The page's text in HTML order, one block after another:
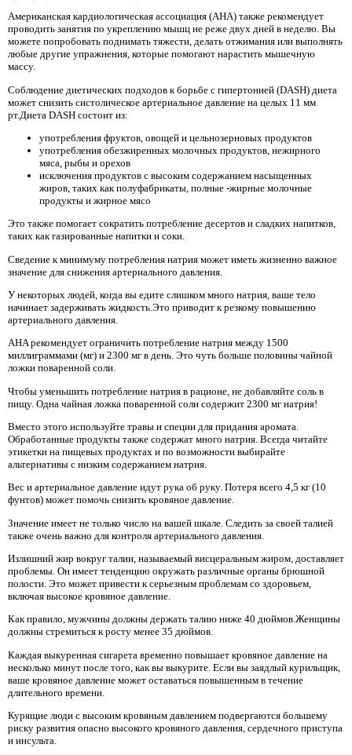
Американская кардиологическая ассоциация (AHA) также рекомендует
проводить занятия по укреплению мышц не реже двух дней в неделю. Вы
можете попробовать поднимать тяжести, делать отжимания или выполнять
любые другие упражнения, которые помогают нарастить мышечную
массу.
Соблюдение диетических подходов к борьбе с гипертонией (DASH) диета
может снизить систолическое артериальное давление на целых 11 мм
рт.Диета DASH состоит из:
употребления фруктов, овощей и цельнозерновых продуктов
употребления обезжиренных молочных продуктов, нежирного
мяса, рыбы и орехов
исключения продуктов с высоким содержанием насыщенных
жиров, таких как полуфабрикаты, полные -жирные молочные
продукты и жирное мясо
Это также помогает сократить потребление десертов и сладких напитков,
таких как газированные напитки и соки.
Сведение к минимуму потребления натрия может иметь жизненно важное
значение для снижения артериального давления.
У некоторых людей, когда вы едите слишком много натрия, ваше тело
начинает задерживать жидкость.Это приводит к резкому повышению
артериального давления.
AHA рекомендует ограничить потребление натрия между 1500
миллиграммами (мг) и 2300 мг в день. Это чуть больше половины чайной
ложки поваренной соли.
Чтобы уменьшить потребление натрия в рационе, не добавляйте соль в
пищу. Одна чайная ложка поваренной соли содержит 2300 мг натрия!
Вместо этого используйте травы и специи для придания аромата.
Обработанные продукты также содержат много натрия. Всегда читайте
этикетки на пищевых продуктах и ​​по возможности выбирайте
альтернативы с низким содержанием натрия.
Вес и артериальное давление идут рука об руку. Потеря всего 4,5 кг (10
фунтов) может помочь снизить кровяное давление.
Значение имеет не только число на вашей шкале. Следить за своей талией
также очень важно для контроля артериального давления.
Излишний жир вокруг талии, называемый висцеральным жиром, доставляет
проблемы. Он имеет тенденцию окружать различные органы брюшной
полости. Это может привести к серьезным проблемам со здоровьем,
включая высокое кровяное давление.
Как правило, мужчины должны держать талию ниже 40 дюймов.Женщины
должны стремиться к росту менее 35 дюймов.
Каждая выкуренная сигарета временно повышает кровяное давление на
несколько минут после того, как вы выкурите. Если вы заядлый курильщик,
ваше кровяное давление может оставаться повышенным в течение
длительного времени.
Курящие люди с высоким кровяным давлением подвергаются большему
риску развития опасно высокого кровяного давления, сердечного приступа
и инсульта.